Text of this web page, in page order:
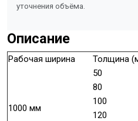
уточнения объёма.
Описание
Рабочая ширина Толщина
1000 мм
50
80
100
120